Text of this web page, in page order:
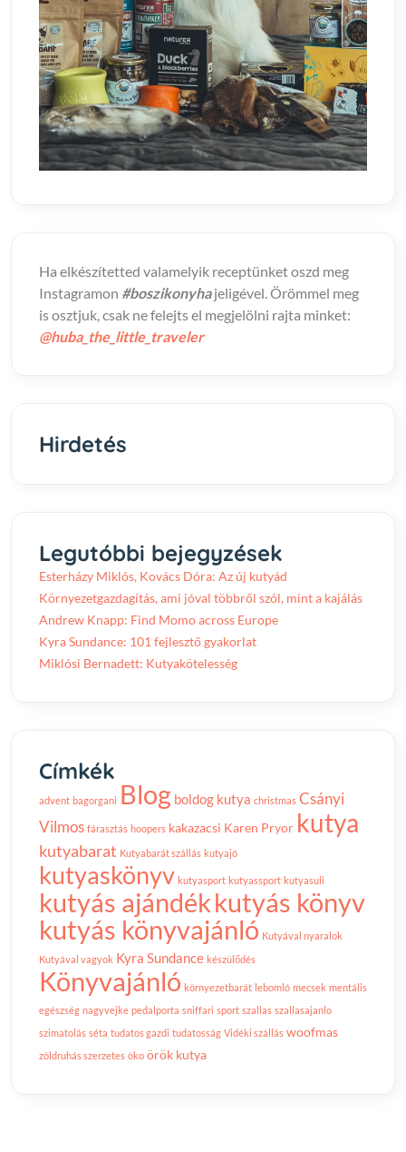
Ha elkészítetted valamelyik receptünket oszd meg
Instagramon #boszikonyhajeligével. Örömmel meg
is osztjuk, csak ne felejts el megjelölni rajta minket:
@huba_the_little_traveler
Hirdetés
Legutóbbi bejegyzések
Esterházy Miklós, Kovács Dóra: Az új kutyád
Környezetgazdagítás, ami jóval többről szól, mint a kajálás
Andrew Knapp: Find Momo across Europe
Kyra Sundance: 101 fejlesztő gyakorlat
Miklósi Bernadett: Kutyakötelesség
Címkék
advent bagorgani Blog boldog kutya christmas Csányi
Vilmos fárasztás hoopers kakazacsi Karen Pryor kutya
kutyabarat Kutyabarát szállás kutyajó
kutyaskönyv kutyasport kutyassport kutyasuli
kutyás ajándékkutyás könyv
kutyás könyvajánló Kutyával nyaralok
Kutyával vagyok Kyra Sundance készülődés
Könyvajánló környezetbarát lebomló mecsek mentális
egészség nagyvejke pedalporta sniffari sport szallas szallasajanlo
szimatolás séta tudatos gazdi tudatosság Vidéki szállás woofmas
zöldruhás szerzetes öko örök kutya